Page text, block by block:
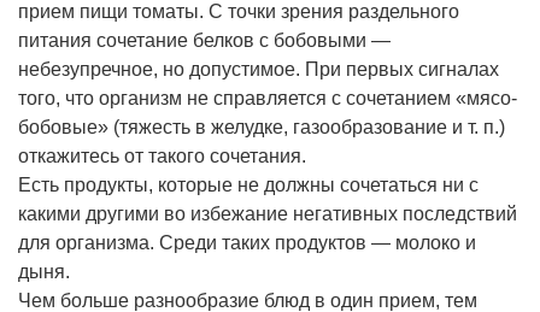
прием пищи томаты. С точки зрения раздельного
питания сочетание белков с бобовыми —
небезупречное, но допустимое. При первых сигналах
того, что организм не справляется с сочетанием «мясо-
бобовые» (тяжесть в желудке, газообразование и т. п.)
откажитесь от такого сочетания.
Есть продукты, которые не должны сочетаться ни с
какими другими во избежание негативных последствий
для организма. Среди таких продуктов — молоко и
дыня.
Чем больше разнообразие блюд в один прием, тем